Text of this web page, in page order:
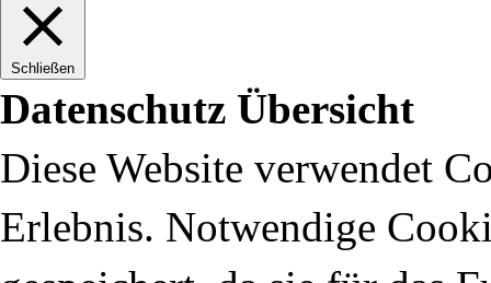
Schließen
Datenschutz Übersicht
Diese Website verwendet
Erlebnis. Notwendige